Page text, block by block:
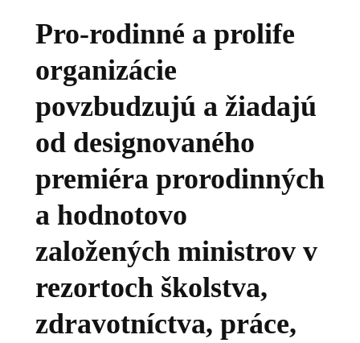
Pro-rodinné a prolife
organizácie
povzbudzujú a žiadajú
od designovaného
premiéra prorodinných
a hodnotovo
založených ministrov v
rezortoch školstva,
zdravotníctva, práce,